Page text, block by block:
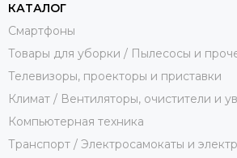
КАТАЛОГ
Смартфоны
Товары для уборки / Пылесосы и
Телевизоры, проекторы и приставки
Климат / Вентиляторы, очистители и
Компьютерная техника
Транспорт / Электросамокаты и